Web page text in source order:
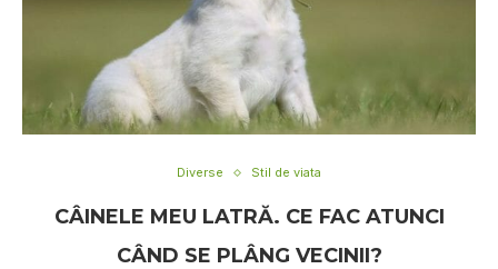
Diverse Stil de viata
CÂINELE MEU LATRĂ. CE FAC ATUNCI
CÂND SE PLÂNG VECINII?